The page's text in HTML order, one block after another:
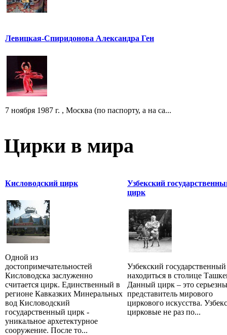
Левицкая-Спиридонова Александра Ген
7 ноября 1987 г. , Москва (по паспорту, а на са...
Цирки в мира
Кисловодский цирк
Одной из
достопримечательностей
Кисловодска заслуженно
считается цирк. Единственный в
регионе Кавказких Минеральных
вод Кисловодский
государственный цирк -
уникальное архетектурное
сооружение. После то...
Узбекский
цирк
Узбекский
находиться в столице
Данный цирк – это
представитель мирового
циркового искусства.
цирковые не раз по...